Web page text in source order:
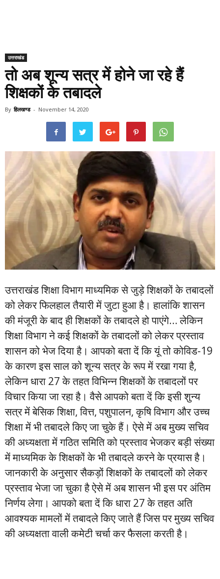
उत्तराखंड
तो अब शून्य सत्र में होने जा रहे हैं
शिक्षकों के तबादले
By हिलखण्ड - November 14, 2020
उत्तराखंड शिक्षा विभाग माध्यमिक से जुड़े शिक्षकों के तबादलों
को लेकर फिलहाल तैयारी में जुटा हुआ है। हालांकि शासन
की मंजूरी के बाद ही शिक्षकों के तबादले हो पाएंगे… लेकिन
शिक्षा विभाग ने कई शिक्षकों के तबादलों को लेकर प्रस्ताव
शासन को भेज दिया है। आपको बता दें कि यूं तो कोविड-19
के कारण इस साल को शून्य सत्र के रूप में रखा गया है,
लेकिन धारा 27 के तहत विभिन्न शिक्षकों के तबादलों पर
विचार किया जा रहा है। वैसे आपको बता दें कि इसी शुन्य
सत्र में बेसिक शिक्षा, वित्त, पशुपालन, कृषि विभाग और उच्च
शिक्षा में भी तबादले किए जा चुके हैं। ऐसे में अब मुख्य सचिव
की अध्यक्षता में गठित समिति को प्रस्ताव भेजकर बड़ी संख्या
में माध्यमिक के शिक्षकों के भी तबादले करने के प्रयास है।
जानकारी के अनुसार सैकड़ों शिक्षकों के तबादलों को लेकर
प्रस्ताव भेजा जा चुका है ऐसे में अब शासन भी इस पर अंतिम
निर्णय लेगा। आपको बता दें कि धारा 27 के तहत अति
आवश्यक मामलों में तबादले किए जाते हैं जिस पर मुख्य सचिव
की अध्यक्षता वाली कमेटी चर्चा कर फैसला करती है।